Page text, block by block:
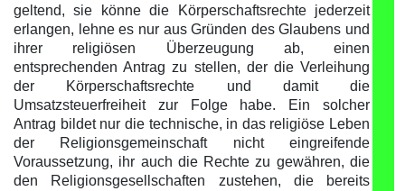
geltend, sie könne die Körperschaftsrechte jederzeit
erlangen, lehne es nur aus Gründen des Glaubens und
ihrer religiösen Überzeugung ab, einen
entsprechenden Antrag zu stellen, der die Verleihung
der Körperschaftsrechte und damit die
Umsatzsteuerfreiheit zur Folge habe. Ein solcher
Antrag bildet nur die technische, in das religiöse Leben
der Religionsgemeinschaft nicht eingreifende
Voraussetzung, ihr auch die Rechte zu gewähren, die
den Religionsgesellschaften zustehen, die bereits